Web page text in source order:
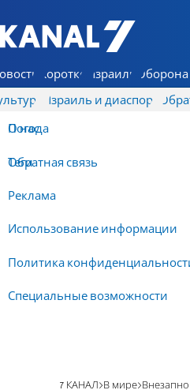
7 КАНАЛ - Аруц Шева
Коротко Израиль Оборона
Израиль и диаспора
О нас
Обратная связь
Реклама
Использование информации
Политика
Специальные возможности
Погода
Теги
7 КАНАЛ В мире